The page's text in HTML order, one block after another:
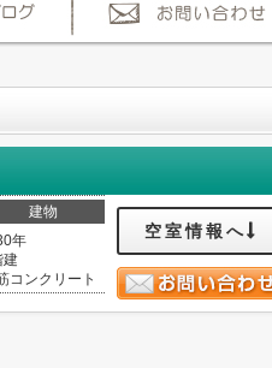
建物
年
建
コンクリート
空室情報へ